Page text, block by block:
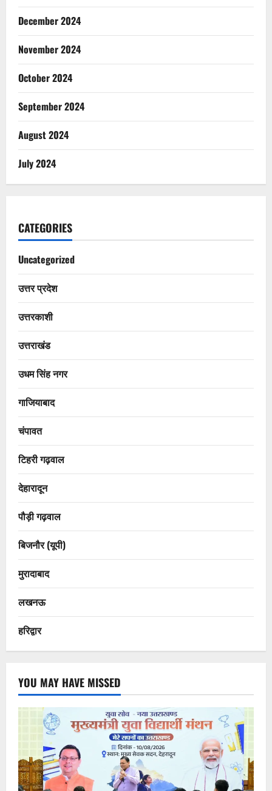
December 2024
November 2024
October 2024
September 2024
August 2024
July 2024
CATEGORIES
Uncategorized
उत्तर प्रदेश
उत्तरकाशी
उत्तराखंड
उधम सिंह नगर
गाजियाबाद
चंपावत
टिहरी गढ़वाल
देहारादून
पौड़ी गढ़वाल
बिजनौर (यूपी)
मुरादाबाद
लखनऊ
हरिद्वार
YOU MAY HAVE MISSED